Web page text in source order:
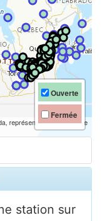
représentée par le ministre
Ouverte
Fermée
station sur